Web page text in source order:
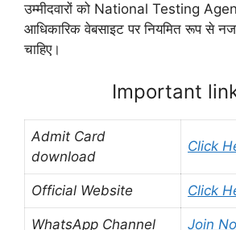
उम्मीदवारों को National Testing
आधिकारिक वेबसाइट पर नियमित रूप से
चाहिए।
Important
Admit Card
download
Click
Official Website Click
WhatsApp Channel Join